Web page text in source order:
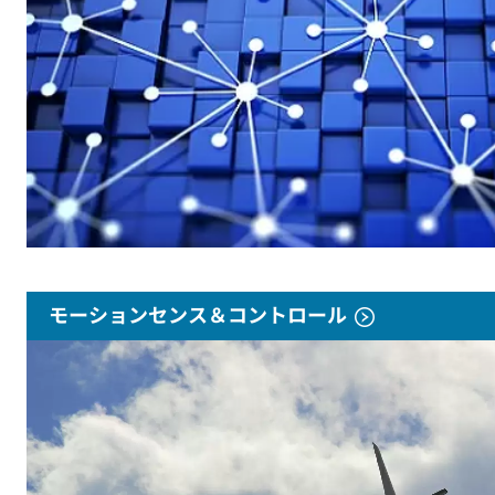
モーションセンス＆コントロール